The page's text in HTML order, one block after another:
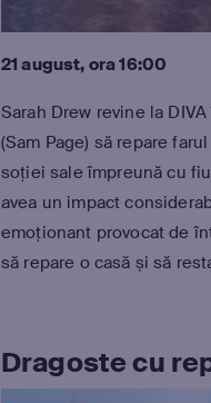
21 august, ora 16:00
Sarah Drew revine la
(Sam Page) să repare
soției sale împreună cu
avea un impact
emoționant provocat de
să repare o casă și să
Dragoste cu